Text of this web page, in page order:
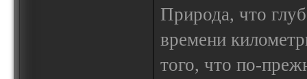
Природа, что
времени
того, что по-